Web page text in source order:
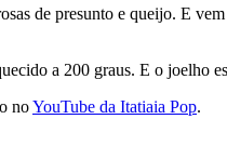
de presunto e queijo. E
a 200 graus. E o joelho
noYouTube da Itatiaia Pop.